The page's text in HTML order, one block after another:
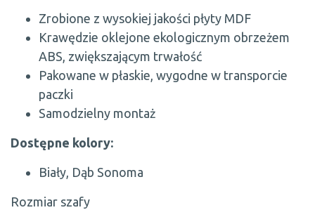
Zrobione z wysokiej jakości płyty MDF
Krawędzie oklejone ekologicznym obrzeżem
ABS, zwiększającym trwałość
Pakowane w płaskie, wygodne w transporcie
paczki
Samodzielny montaż
Dostępne kolory:
Biały, Dąb Sonoma
Rozmiar szafy